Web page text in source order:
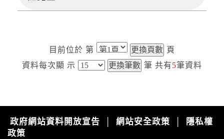
邊，詳洽新北市府官網。 交通局補充...
開放路邊停車
2026-08-08, 17:00│新北市政府
閉作業；管制範圍為『二重疏...
國家森林遊樂區
目前位於 第
頁
資料每次顯 示 筆 共有5筆資料
政府網站資料開放宣告 網站安全政策
隱私權
政策